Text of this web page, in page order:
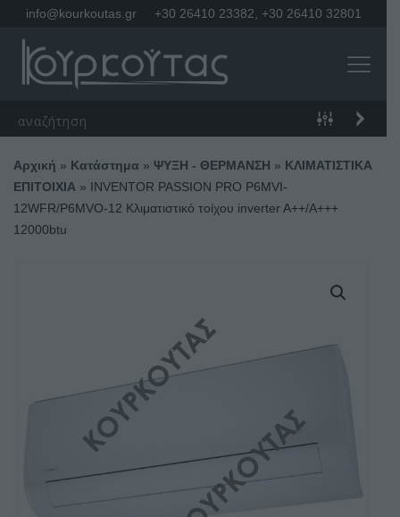
info@kourkoutas.gr +30 26410 23382 +30 26410 32801
Αρχική » Κατάστημα » ΨΥΞΗ - ΘΕΡΜΑΝΣΗ » ΚΛΙΜΑΤΙΣΤΙΚΑ
ΕΠΙΤΟΙΧΙΑ »
INVENTOR PASSION PRO P6MVI-
12WFR/P6MVO-12 Κλιματιστικό τοίχου inverter A++/A+++
12000btu